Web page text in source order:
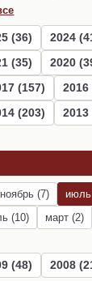
(36) 2024
(35) 2020
(157)
2016
(203)
2013
ноябрь (7)
(10) март (2)
(48) 2008